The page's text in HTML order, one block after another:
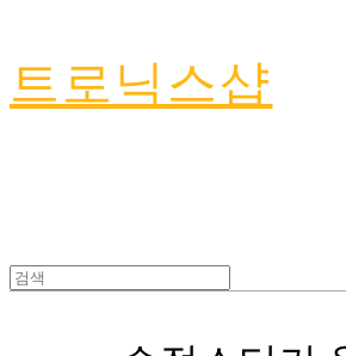
트로닉스샵